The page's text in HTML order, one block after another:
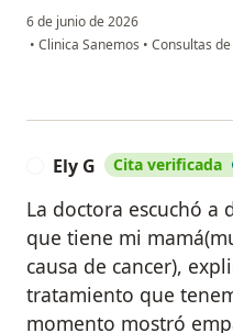
6 de junio de 2026
• Clinica Sanemos • Consultas
Ely G Cita verificada
La doctora escuchó a
que tiene mi
causa de cancer),
tratamiento que
momento mostró